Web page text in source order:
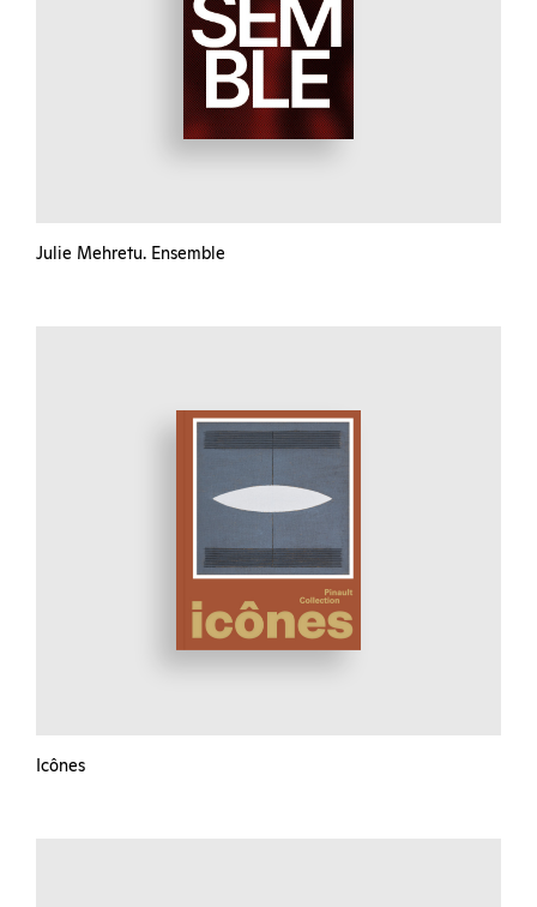
Julie Mehretu. Ensemble
Icônes